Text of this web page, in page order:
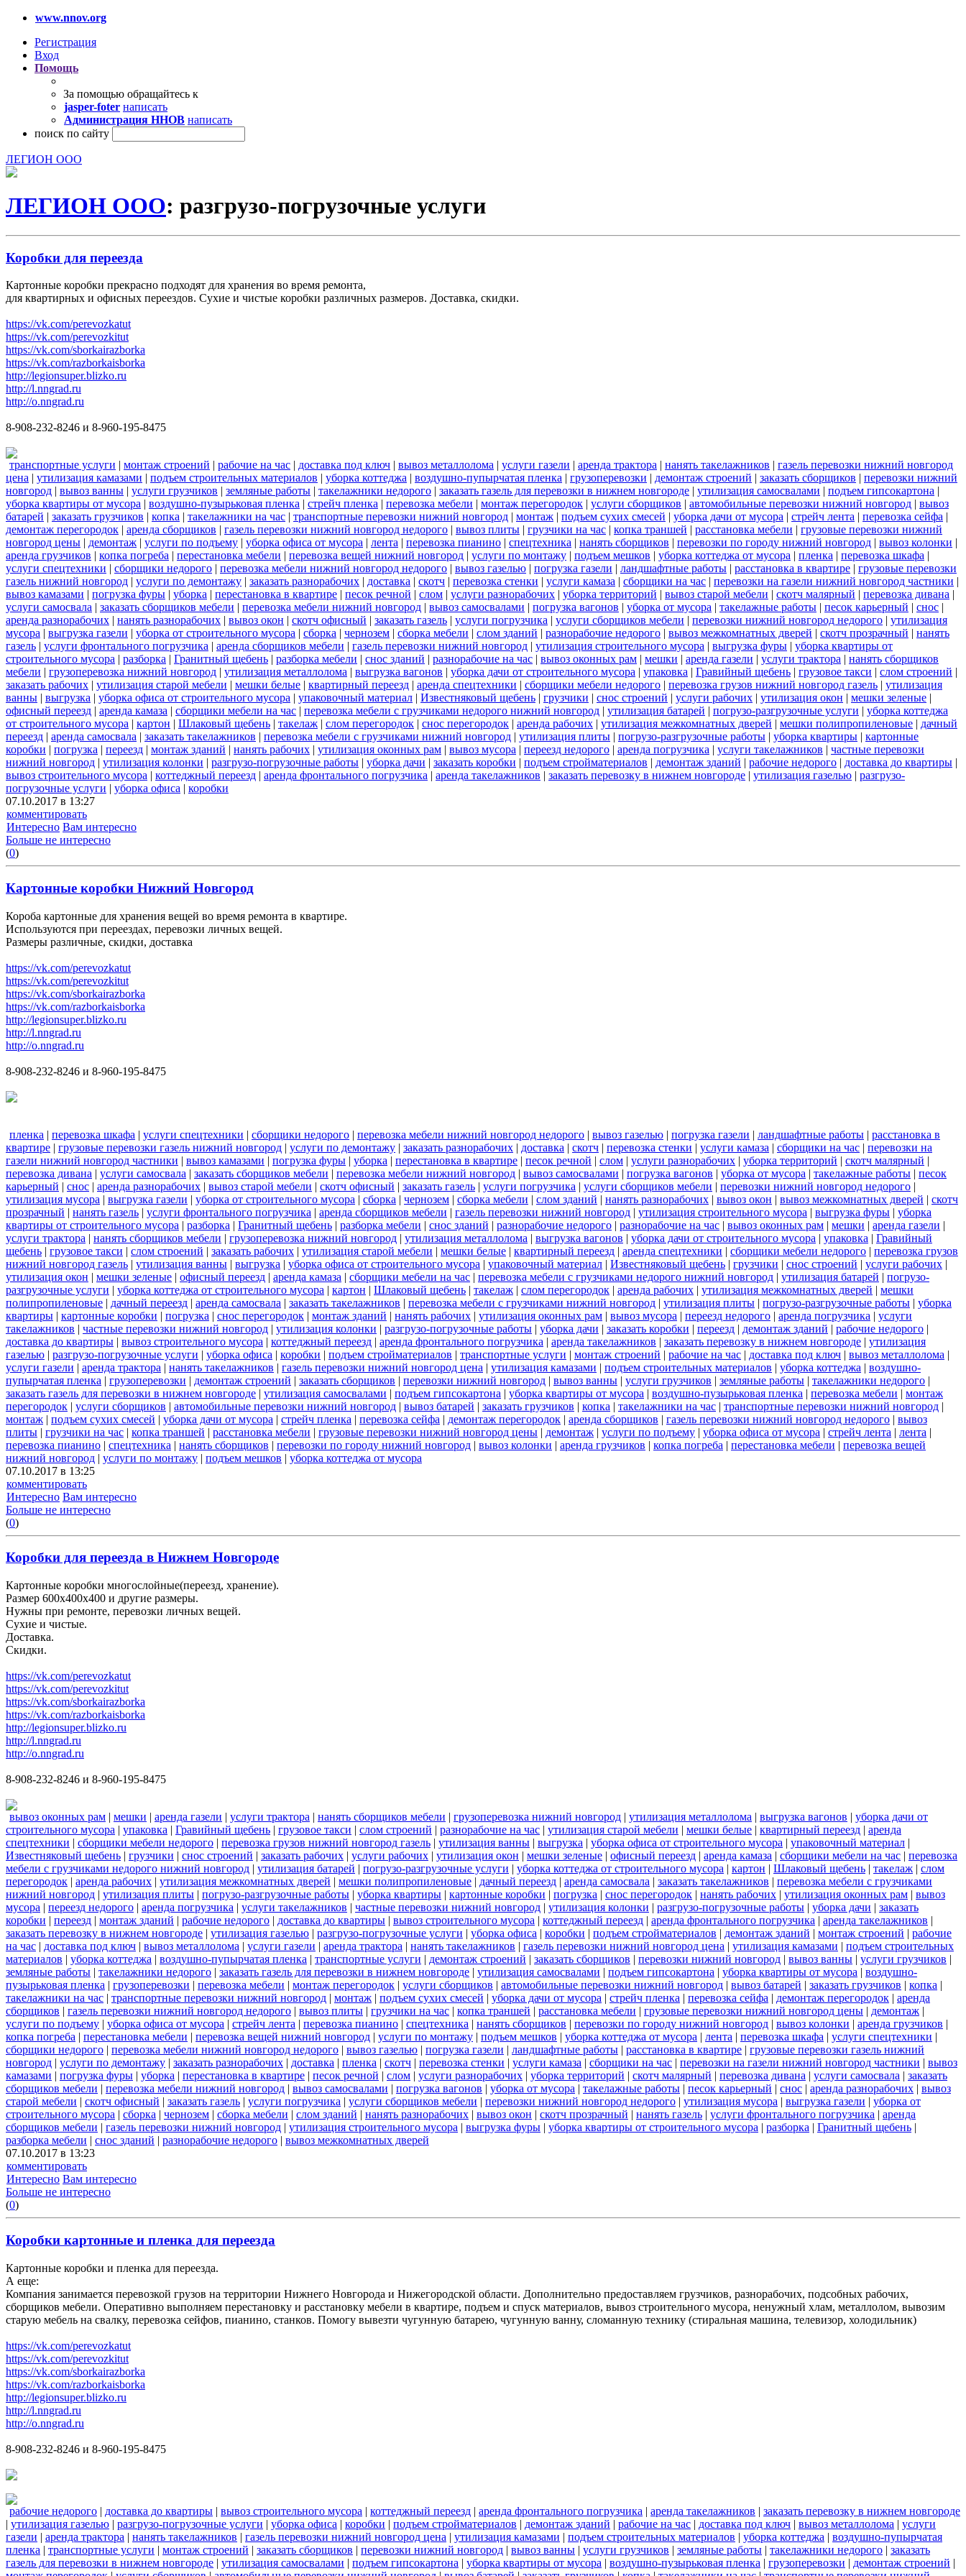
www.nnov.org
Регистрация
Вход
Помощь
За помощью обращайтесь к
jasper-foter написать
Администрация ННОВ написать
поиск по сайту
ЛЕГИОН ООО
ЛЕГИОН ООО: разгрузо-погрузочные услуги
Коробки для переезда
Картонные коробки прекрасно подходят для хранения во время ремонта,
для квартирных и офисных переездов. Сухие и чистые коробки различных размеров. Доставка, скидки.
https://vk.com/perevozkatut
https://vk.com/perevozkitut
https://vk.com/sborkairazborka
https://vk.com/razborkaisborka
http://legionsuper.blizko.ru
http://l.nngrad.ru
http://o.nngrad.ru
8-908-232-8246 и 8-960-195-8475
транспортные услуги | монтаж строений | рабочие на час | доставка под ключ | вывоз металлолома | услуги газели | аренда трактора | нанять такелажников | газель перевозки нижний новгород
цена | утилизация камазами | подъем строительных материалов | уборка коттеджа | воздушно-пупырчатая пленка | грузоперевозки | демонтаж строений | заказать сборщиков | перевозки нижний
новгород | вывоз ванны | услуги грузчиков | земляные работы | такелажники недорого | заказать газель для перевозки в нижнем новгороде | утилизация самосвалами | подъем гипсокартона |
уборка квартиры от мусора | воздушно-пузырьковая пленка | стрейч пленка | перевозка мебели | монтаж перегородок | услуги сборщиков | автомобильные перевозки нижний новгород | вывоз
батарей | заказать грузчиков | копка | такелажники на час | транспортные перевозки нижний новгород | монтаж | подъем сухих смесей | уборка дачи от мусора | стрейч лента | перевозка сейфа |
демонтаж перегородок | аренда сборщиков | газель перевозки нижний новгород недорого | вывоз плиты | грузчики на час | копка траншей | расстановка мебели | грузовые перевозки нижний
новгород цены | демонтаж | услуги по подъему | уборка офиса от мусора | лента | перевозка пианино | спецтехника | нанять сборщиков | перевозки по городу нижний новгород | вывоз колонки |
аренда грузчиков | копка погреба | перестановка мебели | перевозка вещей нижний новгород | услуги по монтажу | подъем мешков | уборка коттеджа от мусора | пленка | перевозка шкафа |
услуги спецтехники | сборщики недорого | перевозка мебели нижний новгород недорого | вывоз газелью | погрузка газели | ландшафтные работы | расстановка в квартире | грузовые перевозки
газель нижний новгород | услуги по демонтажу | заказать разнорабочих | доставка | скотч | перевозка стенки | услуги камаза | сборщики на час | перевозки на газели нижний новгород частники |
вывоз камазами | погрузка фуры | уборка | перестановка в квартире | песок речной | слом | услуги разнорабочих | уборка территорий | вывоз старой мебели | скотч малярный | перевозка дивана |
услуги самосвала | заказать сборщиков мебели | перевозка мебели нижний новгород | вывоз самосвалами | погрузка вагонов | уборка от мусора | такелажные работы | песок карьерный | снос |
аренда разнорабочих | нанять разнорабочих | вывоз окон | скотч офисный | заказать газель | услуги погрузчика | услуги сборщиков мебели | перевозки нижний новгород недорого | утилизация
мусора | выгрузка газели | уборка от строительного мусора | сборка | чернозем | сборка мебели | слом зданий | разнорабочие недорого | вывоз межкомнатных дверей | скотч прозрачный | нанять
газель | услуги фронтального погрузчика | аренда сборщиков мебели | газель перевозки нижний новгород | утилизация строительного мусора | выгрузка фуры | уборка квартиры от
строительного мусора | разборка | Гранитный щебень | разборка мебели | снос зданий | разнорабочие на час | вывоз оконных рам | мешки | аренда газели | услуги трактора | нанять сборщиков
мебели | грузоперевозка нижний новгород | утилизация металлолома | выгрузка вагонов | уборка дачи от строительного мусора | упаковка | Гравийный щебень | грузовое такси | слом строений |
заказать рабочих | утилизация старой мебели | мешки белые | квартирный переезд | аренда спецтехники | сборщики мебели недорого | перевозка грузов нижний новгород газель | утилизация
ванны | выгрузка | уборка офиса от строительного мусора | упаковочный материал | Известняковый щебень | грузчики | снос строений | услуги рабочих | утилизация окон | мешки зеленые |
офисный переезд | аренда камаза | сборщики мебели на час | перевозка мебели с грузчиками недорого нижний новгород | утилизация батарей | погрузо-разгрузочные услуги | уборка коттеджа
от строительного мусора | картон | Шлаковый щебень | такелаж | слом перегородок | снос перегородок | аренда рабочих | утилизация межкомнатных дверей | мешки полипропиленовые | дачный
переезд | аренда самосвала | заказать такелажников | перевозка мебели с грузчиками нижний новгород | утилизация плиты | погрузо-разгрузочные работы | уборка квартиры | картонные
коробки | погрузка | переезд | монтаж зданий | нанять рабочих | утилизация оконных рам | вывоз мусора | переезд недорого | аренда погрузчика | услуги такелажников | частные перевозки
нижний новгород | утилизация колонки | разгрузо-погрузочные работы | уборка дачи | заказать коробки | подъем стройматериалов | демонтаж зданий | рабочие недорого | доставка до квартиры |
вывоз строительного мусора | коттеджный переезд | аренда фронтального погрузчика | аренда такелажников | заказать перевозку в нижнем новгороде | утилизация газелью | разгрузо-
погрузочные услуги | уборка офиса | коробки
07.10.2017 в 13:27
комментировать
Интересно Вам интересно
Больше не интересно
(0)
Картонные коробки Нижний Новгород
Короба картонные для хранения вещей во время ремонта в квартире.
Используются при переездах, перевозки личных вещей.
Размеры различные, скидки, доставка
https://vk.com/perevozkatut
https://vk.com/perevozkitut
https://vk.com/sborkairazborka
https://vk.com/razborkaisborka
http://legionsuper.blizko.ru
http://l.nngrad.ru
http://o.nngrad.ru
8-908-232-8246 и 8-960-195-8475
пленка | перевозка шкафа | услуги спецтехники | сборщики недорого | перевозка мебели нижний новгород недорого | вывоз газелью | погрузка газели | ландшафтные работы | расстановка в
квартире | грузовые перевозки газель нижний новгород | услуги по демонтажу | заказать разнорабочих | доставка | скотч | перевозка стенки | услуги камаза | сборщики на час | перевозки на
газели нижний новгород частники | вывоз камазами | погрузка фуры | уборка | перестановка в квартире | песок речной | слом | услуги разнорабочих | уборка территорий | скотч малярный |
перевозка дивана | услуги самосвала | заказать сборщиков мебели | перевозка мебели нижний новгород | вывоз самосвалами | погрузка вагонов | уборка от мусора | такелажные работы | песок
карьерный | снос | аренда разнорабочих | вывоз старой мебели | скотч офисный | заказать газель | услуги погрузчика | услуги сборщиков мебели | перевозки нижний новгород недорого |
утилизация мусора | выгрузка газели | уборка от строительного мусора | сборка | чернозем | сборка мебели | слом зданий | нанять разнорабочих | вывоз окон | вывоз межкомнатных дверей | скотч
прозрачный | нанять газель | услуги фронтального погрузчика | аренда сборщиков мебели | газель перевозки нижний новгород | утилизация строительного мусора | выгрузка фуры | уборка
квартиры от строительного мусора | разборка | Гранитный щебень | разборка мебели | снос зданий | разнорабочие недорого | разнорабочие на час | вывоз оконных рам | мешки | аренда газели |
услуги трактора | нанять сборщиков мебели | грузоперевозка нижний новгород | утилизация металлолома | выгрузка вагонов | уборка дачи от строительного мусора | упаковка | Гравийный
щебень | грузовое такси | слом строений | заказать рабочих | утилизация старой мебели | мешки белые | квартирный переезд | аренда спецтехники | сборщики мебели недорого | перевозка грузов
нижний новгород газель | утилизация ванны | выгрузка | уборка офиса от строительного мусора | упаковочный материал | Известняковый щебень | грузчики | снос строений | услуги рабочих |
утилизация окон | мешки зеленые | офисный переезд | аренда камаза | сборщики мебели на час | перевозка мебели с грузчиками недорого нижний новгород | утилизация батарей | погрузо-
разгрузочные услуги | уборка коттеджа от строительного мусора | картон | Шлаковый щебень | такелаж | слом перегородок | аренда рабочих | утилизация межкомнатных дверей | мешки
полипропиленовые | дачный переезд | аренда самосвала | заказать такелажников | перевозка мебели с грузчиками нижний новгород | утилизация плиты | погрузо-разгрузочные работы | уборка
квартиры | картонные коробки | погрузка | снос перегородок | монтаж зданий | нанять рабочих | утилизация оконных рам | вывоз мусора | переезд недорого | аренда погрузчика | услуги
такелажников | частные перевозки нижний новгород | утилизация колонки | разгрузо-погрузочные работы | уборка дачи | заказать коробки | переезд | демонтаж зданий | рабочие недорого |
доставка до квартиры | вывоз строительного мусора | коттеджный переезд | аренда фронтального погрузчика | аренда такелажников | заказать перевозку в нижнем новгороде | утилизация
газелью | разгрузо-погрузочные услуги | уборка офиса | коробки | подъем стройматериалов | транспортные услуги | монтаж строений | рабочие на час | доставка под ключ | вывоз металлолома |
услуги газели | аренда трактора | нанять такелажников | газель перевозки нижний новгород цена | утилизация камазами | подъем строительных материалов | уборка коттеджа | воздушно-
пупырчатая пленка | грузоперевозки | демонтаж строений | заказать сборщиков | перевозки нижний новгород | вывоз ванны | услуги грузчиков | земляные работы | такелажники недорого |
заказать газель для перевозки в нижнем новгороде | утилизация самосвалами | подъем гипсокартона | уборка квартиры от мусора | воздушно-пузырьковая пленка | перевозка мебели | монтаж
перегородок | услуги сборщиков | автомобильные перевозки нижний новгород | вывоз батарей | заказать грузчиков | копка | такелажники на час | транспортные перевозки нижний новгород |
монтаж | подъем сухих смесей | уборка дачи от мусора | стрейч пленка | перевозка сейфа | демонтаж перегородок | аренда сборщиков | газель перевозки нижний новгород недорого | вывоз
плиты | грузчики на час | копка траншей | расстановка мебели | грузовые перевозки нижний новгород цены | демонтаж | услуги по подъему | уборка офиса от мусора | стрейч лента | лента |
перевозка пианино | спецтехника | нанять сборщиков | перевозки по городу нижний новгород | вывоз колонки | аренда грузчиков | копка погреба | перестановка мебели | перевозка вещей
нижний новгород | услуги по монтажу | подъем мешков | уборка коттеджа от мусора
07.10.2017 в 13:25
комментировать
Интересно Вам интересно
Больше не интересно
(0)
Коробки для переезда в Нижнем Новгороде
Картонные коробки многослойные(переезд, хранение).
Размер 600х400х400 и другие размеры.
Нужны при ремонте, перевозки личных вещей.
Сухие и чистые.
Доставка.
Скидки.
https://vk.com/perevozkatut
https://vk.com/perevozkitut
https://vk.com/sborkairazborka
https://vk.com/razborkaisborka
http://legionsuper.blizko.ru
http://l.nngrad.ru
http://o.nngrad.ru
8-908-232-8246 и 8-960-195-8475
вывоз оконных рам | мешки | аренда газели | услуги трактора | нанять сборщиков мебели | грузоперевозка нижний новгород | утилизация металлолома | выгрузка вагонов | уборка дачи от
строительного мусора | упаковка | Гравийный щебень | грузовое такси | слом строений | разнорабочие на час | утилизация старой мебели | мешки белые | квартирный переезд | аренда
спецтехники | сборщики мебели недорого | перевозка грузов нижний новгород газель | утилизация ванны | выгрузка | уборка офиса от строительного мусора | упаковочный материал |
Известняковый щебень | грузчики | снос строений | заказать рабочих | услуги рабочих | утилизация окон | мешки зеленые | офисный переезд | аренда камаза | сборщики мебели на час | перевозка
мебели с грузчиками недорого нижний новгород | утилизация батарей | погрузо-разгрузочные услуги | уборка коттеджа от строительного мусора | картон | Шлаковый щебень | такелаж | слом
перегородок | аренда рабочих | утилизация межкомнатных дверей | мешки полипропиленовые | дачный переезд | аренда самосвала | заказать такелажников | перевозка мебели с грузчиками
нижний новгород | утилизация плиты | погрузо-разгрузочные работы | уборка квартиры | картонные коробки | погрузка | снос перегородок | нанять рабочих | утилизация оконных рам | вывоз
мусора | переезд недорого | аренда погрузчика | услуги такелажников | частные перевозки нижний новгород | утилизация колонки | разгрузо-погрузочные работы | уборка дачи | заказать
коробки | переезд | монтаж зданий | рабочие недорого | доставка до квартиры | вывоз строительного мусора | коттеджный переезд | аренда фронтального погрузчика | аренда такелажников |
заказать перевозку в нижнем новгороде | утилизация газелью | разгрузо-погрузочные услуги | уборка офиса | коробки | подъем стройматериалов | демонтаж зданий | монтаж строений | рабочие
на час | доставка под ключ | вывоз металлолома | услуги газели | аренда трактора | нанять такелажников | газель перевозки нижний новгород цена | утилизация камазами | подъем строительных
материалов | уборка коттеджа | воздушно-пупырчатая пленка | транспортные услуги | демонтаж строений | заказать сборщиков | перевозки нижний новгород | вывоз ванны | услуги грузчиков |
земляные работы | такелажники недорого | заказать газель для перевозки в нижнем новгороде | утилизация самосвалами | подъем гипсокартона | уборка квартиры от мусора | воздушно-
пузырьковая пленка | грузоперевозки | перевозка мебели | монтаж перегородок | услуги сборщиков | автомобильные перевозки нижний новгород | вывоз батарей | заказать грузчиков | копка |
такелажники на час | транспортные перевозки нижний новгород | монтаж | подъем сухих смесей | уборка дачи от мусора | стрейч пленка | перевозка сейфа | демонтаж перегородок | аренда
сборщиков | газель перевозки нижний новгород недорого | вывоз плиты | грузчики на час | копка траншей | расстановка мебели | грузовые перевозки нижний новгород цены | демонтаж |
услуги по подъему | уборка офиса от мусора | стрейч лента | перевозка пианино | спецтехника | нанять сборщиков | перевозки по городу нижний новгород | вывоз колонки | аренда грузчиков |
копка погреба | перестановка мебели | перевозка вещей нижний новгород | услуги по монтажу | подъем мешков | уборка коттеджа от мусора | лента | перевозка шкафа | услуги спецтехники |
сборщики недорого | перевозка мебели нижний новгород недорого | вывоз газелью | погрузка газели | ландшафтные работы | расстановка в квартире | грузовые перевозки газель нижний
новгород | услуги по демонтажу | заказать разнорабочих | доставка | пленка | скотч | перевозка стенки | услуги камаза | сборщики на час | перевозки на газели нижний новгород частники | вывоз
камазами | погрузка фуры | уборка | перестановка в квартире | песок речной | слом | услуги разнорабочих | уборка территорий | скотч малярный | перевозка дивана | услуги самосвала | заказать
сборщиков мебели | перевозка мебели нижний новгород | вывоз самосвалами | погрузка вагонов | уборка от мусора | такелажные работы | песок карьерный | снос | аренда разнорабочих | вывоз
старой мебели | скотч офисный | заказать газель | услуги погрузчика | услуги сборщиков мебели | перевозки нижний новгород недорого | утилизация мусора | выгрузка газели | уборка от
строительного мусора | сборка | чернозем | сборка мебели | слом зданий | нанять разнорабочих | вывоз окон | скотч прозрачный | нанять газель | услуги фронтального погрузчика | аренда
сборщиков мебели | газель перевозки нижний новгород | утилизация строительного мусора | выгрузка фуры | уборка квартиры от строительного мусора | разборка | Гранитный щебень |
разборка мебели | снос зданий | разнорабочие недорого | вывоз межкомнатных дверей
07.10.2017 в 13:23
комментировать
Интересно Вам интересно
Больше не интересно
(0)
Коробки картонные и пленка для переезда
Картонные коробки и пленка для переезда.
А еще:
Компания занимается перевозкой грузов на территории Нижнего Новгорода и Нижегородской области. Дополнительно предоставляем грузчиков, разнорабочих, подсобных рабочих,
сборщиков мебели. Оперативно выполняем перестановку и расстановку мебели в квартире, подъем и спуск материалов, вывоз строительного мусора, ненужный хлам, металлолом, вывозим
старую мебель на свалку, перевозка сейфов, пианино, станков. Помогу вывезти чугунную батарею, чугунную ванну, сломанную технику (стиральная машина, телевизор, холодильник)
https://vk.com/perevozkatut
https://vk.com/perevozkitut
https://vk.com/sborkairazborka
https://vk.com/razborkaisborka
http://legionsuper.blizko.ru
http://l.nngrad.ru
http://o.nngrad.ru
8-908-232-8246 и 8-960-195-8475
рабочие недорого | доставка до квартиры | вывоз строительного мусора | коттеджный переезд | аренда фронтального погрузчика | аренда такелажников | заказать перевозку в нижнем новгороде
| утилизация газелью | разгрузо-погрузочные услуги | уборка офиса | коробки | подъем стройматериалов | демонтаж зданий | рабочие на час | доставка под ключ | вывоз металлолома | услуги
газели | аренда трактора | нанять такелажников | газель перевозки нижний новгород цена | утилизация камазами | подъем строительных материалов | уборка коттеджа | воздушно-пупырчатая
пленка | транспортные услуги | монтаж строений | заказать сборщиков | перевозки нижний новгород | вывоз ванны | услуги грузчиков | земляные работы | такелажники недорого | заказать
газель для перевозки в нижнем новгороде | утилизация самосвалами | подъем гипсокартона | уборка квартиры от мусора | воздушно-пузырьковая пленка | грузоперевозки | демонтаж строений |